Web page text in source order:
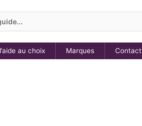
au choix Marques Contact